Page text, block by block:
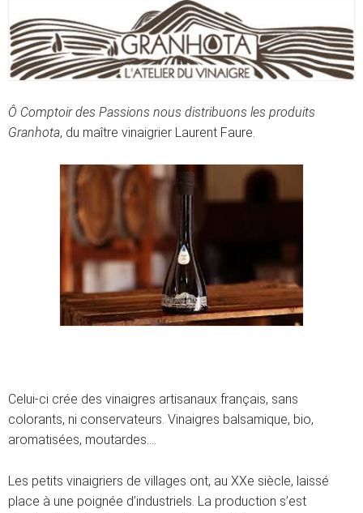
Ô Comptoir des Passions nous distribuons les produits
Granhota, du maître vinaigrier Laurent Faure.
Celui-ci crée des vinaigres artisanaux français, sans
colorants, ni conservateurs. Vinaigres balsamique, bio,
aromatisées, moutardes….
Les petits vinaigriers de villages ont, au XXe siècle, laissé
place à une poignée d’industriels. La production s’est